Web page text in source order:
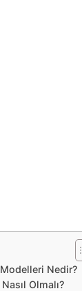
Nedir?
Olmalı?